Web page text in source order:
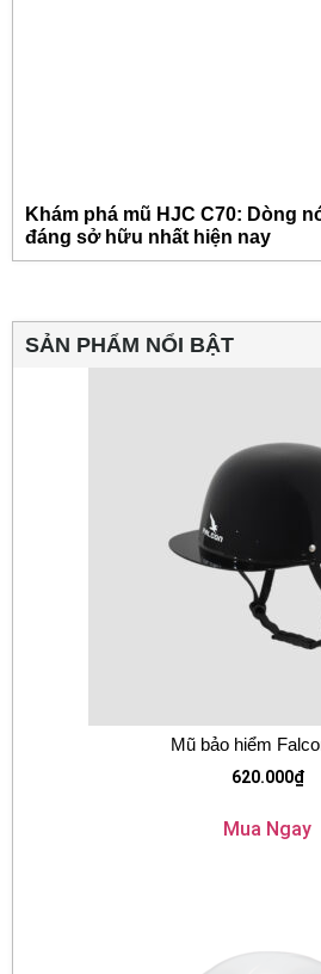
Khám phá mũ HJC C70: Dòng
đáng sở hữu nhất hiện nay
SẢN PHẨM NỔI BẬT
Mũ bảo hiểm
620.000₫
Mua Ngay